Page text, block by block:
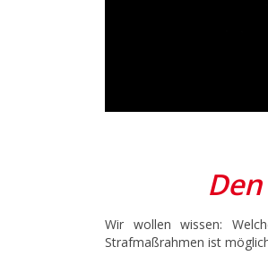
Wir wollen wissen:
Strafmaßrahmen ist